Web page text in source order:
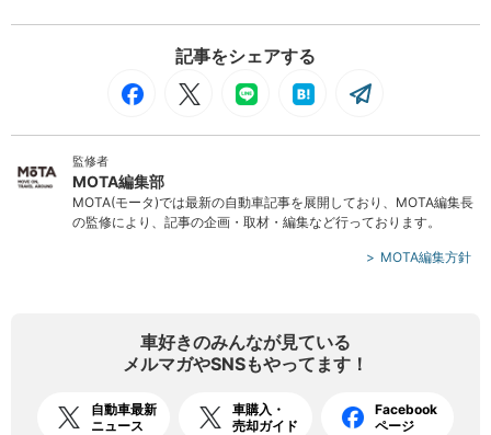
記事をシェアする
監修者
MOTA編集部
MOTA(モータ)では最新の自動車記事を展開しており、MOTA編集長
の監修により、記事の企画・取材・編集など行っております。
MOTA編集方針
車好きのみんなが見ている
メルマガやSNSもやってます！
自動車最新
ニュース
車購入・
売却ガイド
Facebook
ページ